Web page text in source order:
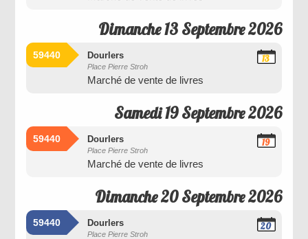
Dimanche 13 Septembre 2026
59440 Dourlers
Place Pierre Stroh
Marché de vente de livres
13
Samedi 19 Septembre 2026
59440 Dourlers
Place Pierre Stroh
Marché de vente de livres
19
Dimanche 20 Septembre 2026
59440 Dourlers
Place Pierre Stroh
20